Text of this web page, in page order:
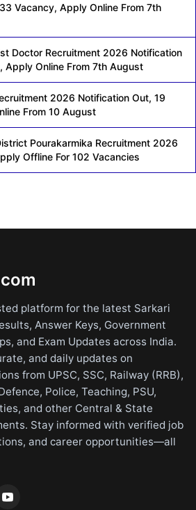
Vacancy, Apply Online From 7th
Doctor Recruitment 2026 Notification
Apply Online From 7th August
2026 Notification Out, 19
From 10 August
Pourakarmika Recruitment 2026
Offline For 102 Vacancies
platform for the latest Sarkari
Answer Keys, Government
and Exam Updates across India.
and daily updates on
from UPSC, SSC, Railway (RRB),
Police, Teaching, PSU,
and other Central & State
Stay informed with verified job
and career opportunities—all